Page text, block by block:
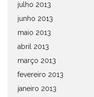
julho 2013
junho 2013
maio 2013
abril 2013
março 2013
fevereiro 2013
janeiro 2013